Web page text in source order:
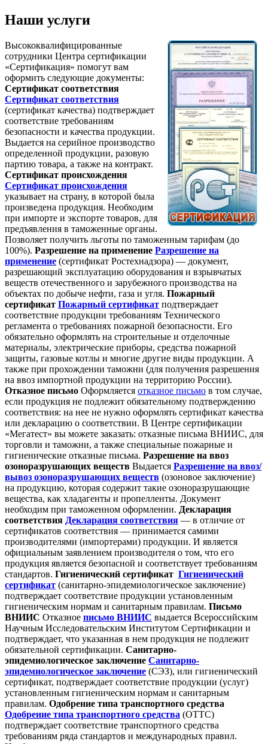
Наши услуги
Высококвалифицированные
сотрудники Центра сертификации
«Сертификация» помогут вам
оформить следующие документы:
Сертификат соответствия
Сертификат соответствия
(сертификат качества) подтверждает
соответствие требованиям
безопасности и качества продукции.
Выдается на серийное производство
определенной продукции, разовую
партию товара, а также на контракт.
Сертификат происхождения
Сертификат происхождения
указывает на страну, в которой была
произведена продукция. Необходим
при импорте и экспорте товаров, для
предъявления в таможенные органы.
Позволяет получить льготы по таможенным тарифам (до
100%). Разрешение на применение Разрешение на
применение (сертификат Ростехнадзора) — документ,
разрешающий эксплуатацию оборудования и взрывчатых
веществ отечественного и зарубежного производства на
объектах по добыче нефти, газа и угля. Пожарный
сертификат Пожарный сертификат подтверждает
соответствие продукции требованиям Технического
регламента о требованиях пожарной безопасности. Его
обязательно оформлять на строительные и отделочные
материалы, электрические приборы, средства пожарной
защиты, газовые котлы и многие другие виды продукции. А
также при прохождении таможни (для получения разрешения
на ввоз импортной продукции на территорию России).
Отказное письмо Оформляется отказное письмо в том случае,
если продукция не подлежит обязательному подтверждению
соответствия: на нее не нужно оформлять сертификат качества
или декларацию о соответствии. В Центре сертификации
«Мегатест» вы можете заказать: отказные письма ВНИИС, для
торговли и таможни, а также специальные пожарные и
гигиенические отказные письма. Разрешение на ввоз
озоноразрушающих веществ Выдается Разрешение на ввоз/
вывоз озоноразрушающих веществ (озоновое заключение)
на продукцию, которая содержит такие озоноразрушающие
вещества, как хладагенты и пропелленты. Документ
необходим при таможенном оформлении. Декларация
соответствия Декларация соответствия — в отличие от
сертификатов соответствия — принимается самими
производителями (импортерами) продукции. И является
официальным заявлением производителя о том, что его
продукция является безопасной и соответствует требованиям
стандартов. Гигиенический сертификат Гигиенический
сертификат (санитарно-эпидемиологическое заключение)
подтверждает соответствие продукции установленным
гигиеническим нормам и санитарным правилам. Письмо
ВНИИС Отказное письмо ВНИИС выдается Всероссийским
Научным Исследовательским Институтом Сертификации и
подтверждает, что указанная в нем продукция не подлежит
обязательной сертификации. Санитарно-
эпидемиологическое заключение Санитарно-
эпидемиологическое заключение (СЭЗ), или гигиенический
сертификат, подтверждает соответствие продукции (услуг)
установленным гигиеническим нормам и санитарным
правилам. Одобрение типа транспортного средства
Одобрение типа транспортного средства (ОТТС)
подтверждает соответствие транспортного средства
требованиям ряда стандартов и международных правил.